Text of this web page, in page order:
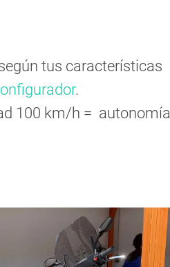
tus características
.
100 km/h = autonomía